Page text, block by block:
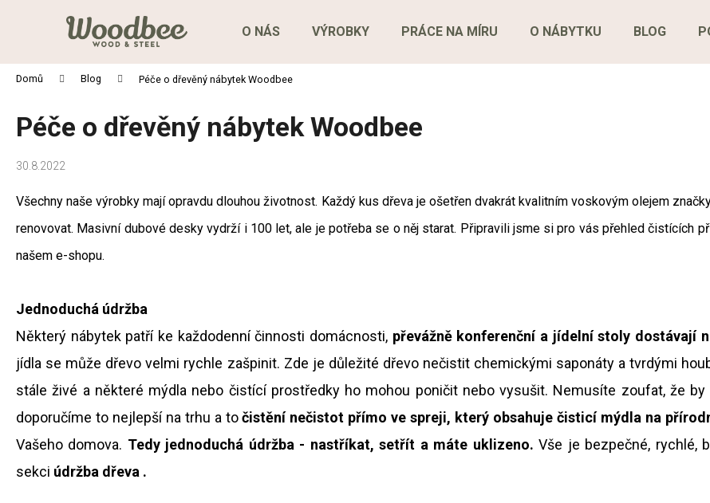
O NÁS VÝROBKY PRÁCE NA MÍRU O NÁBYTKU BLOG
Domů Blog Péče o dřevěný nábytek Woodbee
Péče o dřevěný nábytek Woodbee
30.8.2022
Všechny naše výrobky mají opravdu dlouhou životnost. Každý kus dřeva je ošetřen dvakrát kvalitním voskovým olejem
renovovat. Masivní dubové desky vydrží i 100 let, ale je potřeba se o něj starat. Připravili jsme si pro vás přehled čistících
našem e-shopu.
Jednoduchá údržba
Některý nábytek patří ke každodenní činnosti domácnosti, převážně konferenční a jídelní stoly dostávají
jídla se může dřevo velmi rychle zašpinit. Zde je důležité dřevo nečistit chemickými saponáty a tvrdými
stále živé a některé mýdla nebo čistící prostředky ho mohou poničit nebo vysušit. Nemusíte zoufat, že
doporučíme to nejlepší na trhu a točistění nečistot přímo ve spreji, který obsahuje čisticí mýdla na
Vašeho domova. Tedy jednoduchá údržba - nastříkat, setřít a máte uklizeno. Vše je bezpečné, rychlé,
sekci údržba dřeva .
Zpět
do
Zpět
do
Doporučujeme
KNIHOVNA HEFAISTOS
15 200 Kč
KONFERENČNÍ STOLEK HÉRA
10 200 Kč
JÍDELNÍ STŮL
17 200 Kč